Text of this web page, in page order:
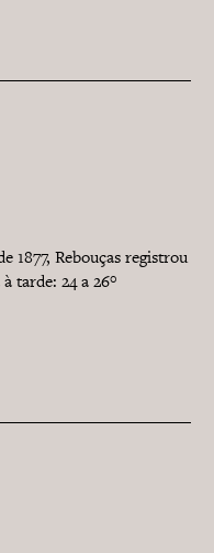
1877, Rebouças registrou
tarde: 24 a 26°